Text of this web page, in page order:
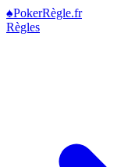
♠PokerRègle.fr
Règles